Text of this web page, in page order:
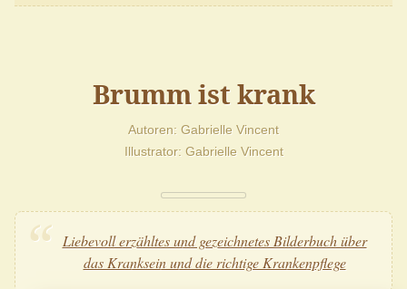
Brumm ist krank
Autoren Gabrielle Vincent
Illustrator Gabrielle Vincent
Liebevoll erzähltes und gezeichnetes Bilderbuch über
das Kranksein und die richtige Krankenpflege